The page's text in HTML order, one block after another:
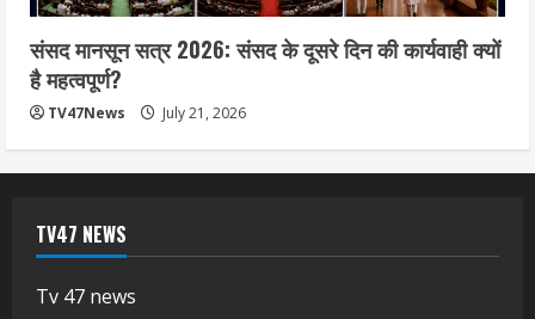
संसद मानसून सत्र 2026: संसद के दूसरे दिन की कार्यवाही क्यों
है महत्वपूर्ण?
TV47News July 21, 2026
TV47 NEWS
Tv 47 news